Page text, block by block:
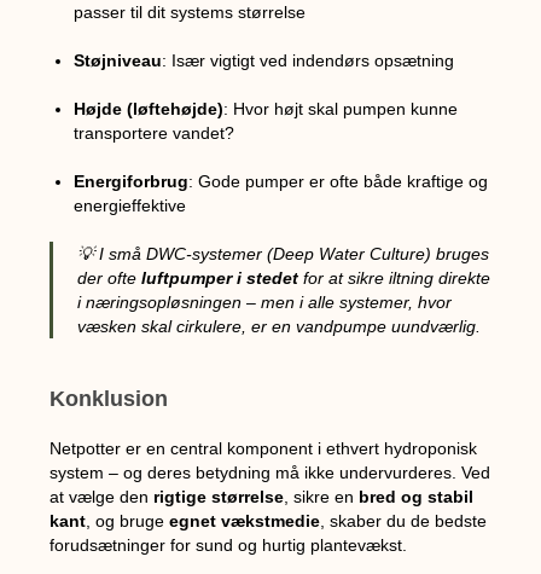
passer til dit systems størrelse
Støjniveau: Især vigtigt ved indendørs opsætning
Højde (løftehøjde): Hvor højt skal pumpen kunne
transportere vandet?
Energiforbrug: Gode pumper er ofte både kraftige og
energieffektive
💡 I små DWC-systemer (Deep Water Culture) bruges
der ofteluftpumper i stedet for at sikre iltning direkte
i næringsopløsningen – men i alle systemer, hvor
væsken skal cirkulere, er en vandpumpe uundværlig.
Konklusion
Netpotter er en central komponent i ethvert hydroponisk
system – og deres betydning må ikke undervurderes. Ved
at vælge den rigtige størrelse , sikre en bred og stabil
kant , og brugeegnet vækstmedie , skaber du de bedste
forudsætninger for sund og hurtig plantevækst.